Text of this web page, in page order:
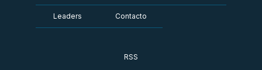
Leaders Contacto
RSS